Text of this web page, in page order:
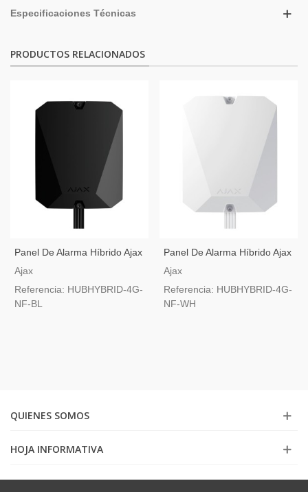
Especificaciones Técnicas
PRODUCTOS RELACIONADOS
Panel De Alarma Híbrido Ajax
Superior Hybrid (4G) Negro
Ajax
Referencia: HUBHYBRID-4G-
NF-BL
Panel De Alarma Híbrido Ajax
Superior Hybrid (4G) Blanco
Ajax
Referencia: HUBHYBRID-4G-
NF-WH
QUIENES SOMOS
HOJA INFORMATIVA